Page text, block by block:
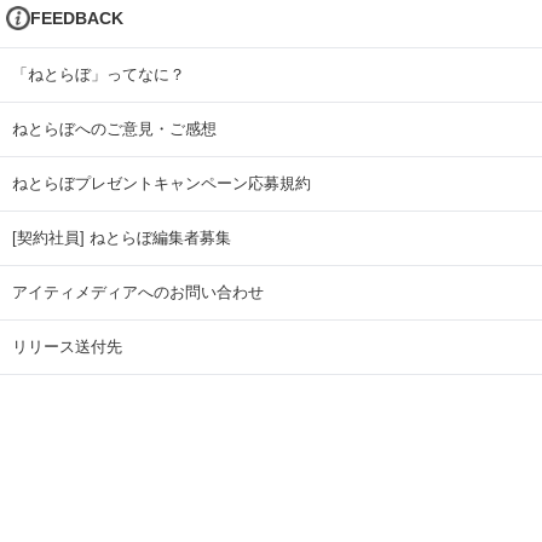
FEEDBACK
「ねとらぼ」ってなに？
ねとらぼへのご意見・ご感想
ねとらぼプレゼントキャンペーン応募規約
[契約社員] ねとらぼ編集者募集
アイティメディアへのお問い合わせ
リリース送付先